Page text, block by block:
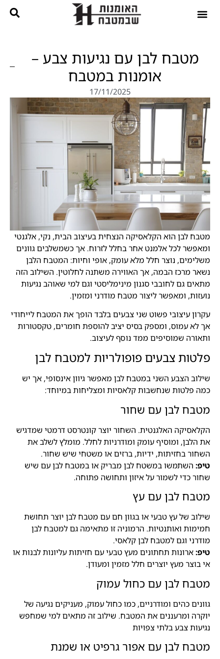
מטבח לבן עם נגיעות צבע –
אומנות במטבח
17/11/2025
מטבח לבן הוא הקלאסיקה הנצחית בעיצוב הבית, נקי, אלגנטי
ומאפשר לכל אלמנט אחר בחלל לזרוח. אך כשמשלבים גוונים
משלימים, נוצר חלל מלא עומק, אופי וחיות: המטבח הלבן
נשאר מרכז הבמה, אך האווירה משתנה לחלוטין. השילוב הזה
מתאים גם לחובבי סגנון מינימליסטי וגם למי שאוהב נגיעות
נועזות, ומאפשר ליצור מטבח מודרני ומזמין.
עקרון עיצובי פשוט שני צבעים בלבד הופך את המטבח לייחודי
אך לא עמוס, ומספק בסיס יציב להוספת חומרים, טקסטורות
ותאורה שמוסיפים ממד נוסף לעיצוב.
פלטות צבעים פופולריות למטבח לבן
שילוב הצבע השני במטבח לבן מאפשר גיוון אינסופי, אך יש
כמה פלטות שנחשבות קלאסיות ומצליחות במיוחד:
מטבח לבן עם שחור
הקלאסיקה האלגנטית. השחור יוצר קונטרסט דרמטי שמדגיש
את הלבן, ומוסיף עומק ומודרניות לחלל. מומלץ לשלב את
השחור בחזיתות, ידיות, ברזים או משטחי שיש שחור.
טיפ: השתמשו במשטח לבן מבריק או במטבח לבן עם שיש
שחור כדי לשמור על איזון ותחושה פתוחה.
מטבח לבן עם עץ
שילוב של עץ טבעי או בגוון חם עם מטבח לבן יוצר תחושת
חמימות ואותנטיות. הרמוניה זו מתאימה גם למטבח לבן
מודרני וגם למטבח לבן קלאסי.
טיפ:ארונות תחתונים מעץ טבעי עם חזיתות עליונות לבנות או
אי בוצר מעץ יוצרים חלל מזמין ומעודן.
מטבח לבן עם כחול עמוק
גוונים כהים ומודרניים, כמו כחול עמוק, מעניקים נגיעה של
יוקרה ומרעננים את המטבח. שילוב זה מתאים למי שמחפש
נגיעות צבע בלתי צפויות
מטבח לבן עם אפור גרפיט או שמנת